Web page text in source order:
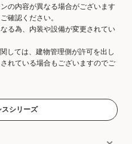
の内容が異なる場合がございます
確認ください。
る為、内装や設備が変更されてい
しては、建物管理側が許可を出し
れている場合もございますのでご
シリーズ